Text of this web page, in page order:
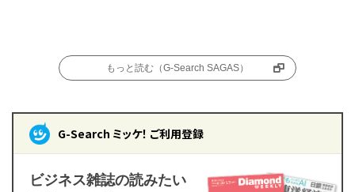
もっと読む（G-Search SAGAS）
G-Search ミッケ！ ご利用登録
ビジネス雑誌の読みたい